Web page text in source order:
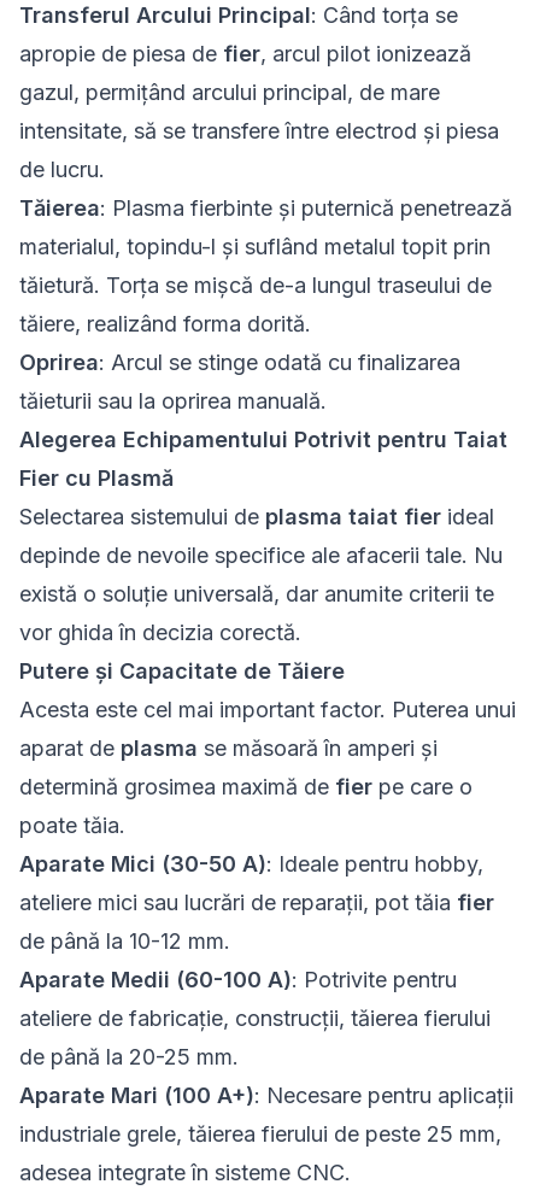
Transferul Arcului Principal: Când torța se
apropie de piesa de fier, arcul pilot ionizează
gazul, permițând arcului principal, de mare
intensitate, să se transfere între electrod și piesa
de lucru.
Tăierea: Plasma fierbinte și puternică penetrează
materialul, topindu-l și suflând metalul topit prin
tăietură. Torța se mișcă de-a lungul traseului de
tăiere, realizând forma dorită.
Oprirea: Arcul se stinge odată cu finalizarea
tăieturii sau la oprirea manuală.
Alegerea Echipamentului Potrivit pentru Taiat
Fier cu Plasmă
Selectarea sistemului de plasma taiat fier ideal
depinde de nevoile specifice ale afacerii tale. Nu
există o soluție universală, dar anumite criterii te
vor ghida în decizia corectă.
Putere și Capacitate de Tăiere
Acesta este cel mai important factor. Puterea unui
aparat de plasma se măsoară în amperi și
determină grosimea maximă de fier pe care o
poate tăia.
Aparate Mici (30-50 A): Ideale pentru hobby,
ateliere mici sau lucrări de reparații, pot tăia fier
de până la 10-12 mm.
Aparate Medii (60-100 A): Potrivite pentru
ateliere de fabricație, construcții, tăierea fierului
de până la 20-25 mm.
Aparate Mari (100 A+): Necesare pentru aplicații
industriale grele, tăierea fierului de peste 25 mm,
adesea integrate în sisteme CNC.